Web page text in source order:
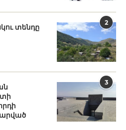
2
տենդը
3